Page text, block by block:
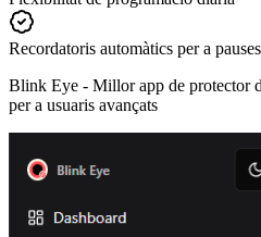
Recordatoris automàtics per a
Blink Eye - Millor app de protector
per a usuaris avançats